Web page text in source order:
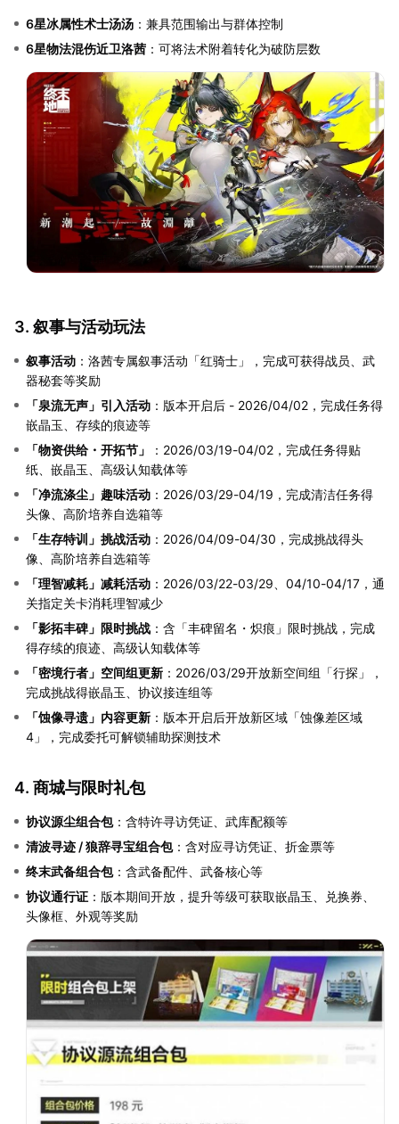
6星冰属性术士汤汤 ：兼具范围输出与群体控制
6星物法混伤近卫洛茜 ：可将法术附着转化为破防层数
3. 叙事与活动玩法
叙事活动 ：洛茜专属叙事活动「红骑士」，完成可获得战员、武
器秘套等奖励
「泉流无声」引入活动 ：版本开启后 - 2026/04/02，完成任务得
嵌晶玉、存续的痕迹等
「物资供给・开拓节」
：2026/03/19-04/02，完成任务得贴
纸、嵌晶玉、高级认知载体等
「净流涤尘」趣味活动 ：2026/03/29-04/19，完成清洁任务得
头像、高阶培养自选箱等
「生存特训」挑战活动 ：2026/04/09-04/30，完成挑战得头
像、高阶培养自选箱等
「理智减耗」减耗活动 ：2026/03/22-03/29、04/10-04/17，通
关指定关卡消耗理智减少
「影拓丰碑」限时挑战 ：含「丰碑留名・炽痕」限时挑战，完成
得存续的痕迹、高级认知载体等
「密境行者」空间组更新 ：2026/03/29开放新空间组「行探」，
完成挑战得嵌晶玉、协议接连组等
「蚀像寻遗」内容更新 ：版本开启后开放新区域「蚀像差区域
4」，完成委托可解锁辅助探测技术
4. 商城与限时礼包
协议源尘组合包：含特许寻访凭证、武库配额等
清波寻迹 / 狼辞寻宝组合包：含对应寻访凭证、折金票等
终末武备组合包：含武备配件、武备核心等
协议通行证 ：版本期间开放，提升等级可获取嵌晶玉、兑换券、
头像框、外观等奖励